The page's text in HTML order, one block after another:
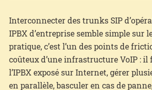
Interconnecter des trunks SIP
IPBX d’entreprise semble simple sur
pratique, c’est l’un des points de
coûteux d’une infrastructure VoIP : il
l’IPBX exposé sur Internet, gérer
en parallèle, basculer en cas de